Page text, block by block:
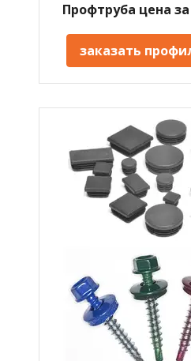
Профтруба цена
заказать